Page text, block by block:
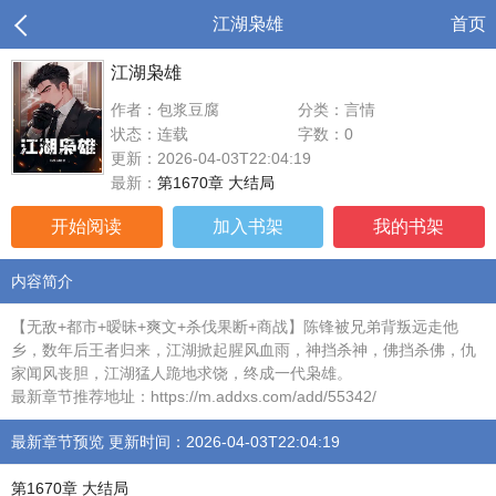
江湖枭雄 首页
江湖枭雄
作者：包浆豆腐
分类：言情
状态：连载
字数：0
更新：2026-04-03T22:04:19
最新： 第1670章 大结局
开始阅读 加入书架 我的书架
内容简介
【无敌+都市+暧昧+爽文+杀伐果断+商战】陈锋被兄弟背叛远走他
乡，数年后王者归来，江湖掀起腥风血雨，神挡杀神，佛挡杀佛，仇
家闻风丧胆，江湖猛人跪地求饶，终成一代枭雄。
最新章节推荐地址：https://m.addxs.com/add/55342/
最新章节预览 更新时间：2026-04-03T22:04:19
第1670章 大结局